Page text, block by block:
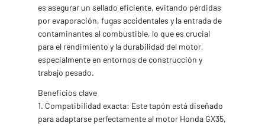
es asegurar un sellado eficiente, evitando pérdidas
por evaporación, fugas accidentales y la entrada de
contaminantes al combustible, lo que es crucial
para el rendimiento y la durabilidad del motor,
especialmente en entornos de construcción y
trabajo pesado.
Beneficios clave
1. Compatibilidad exacta: Este tapón está diseñado
para adaptarse perfectamente al motor Honda GX35,